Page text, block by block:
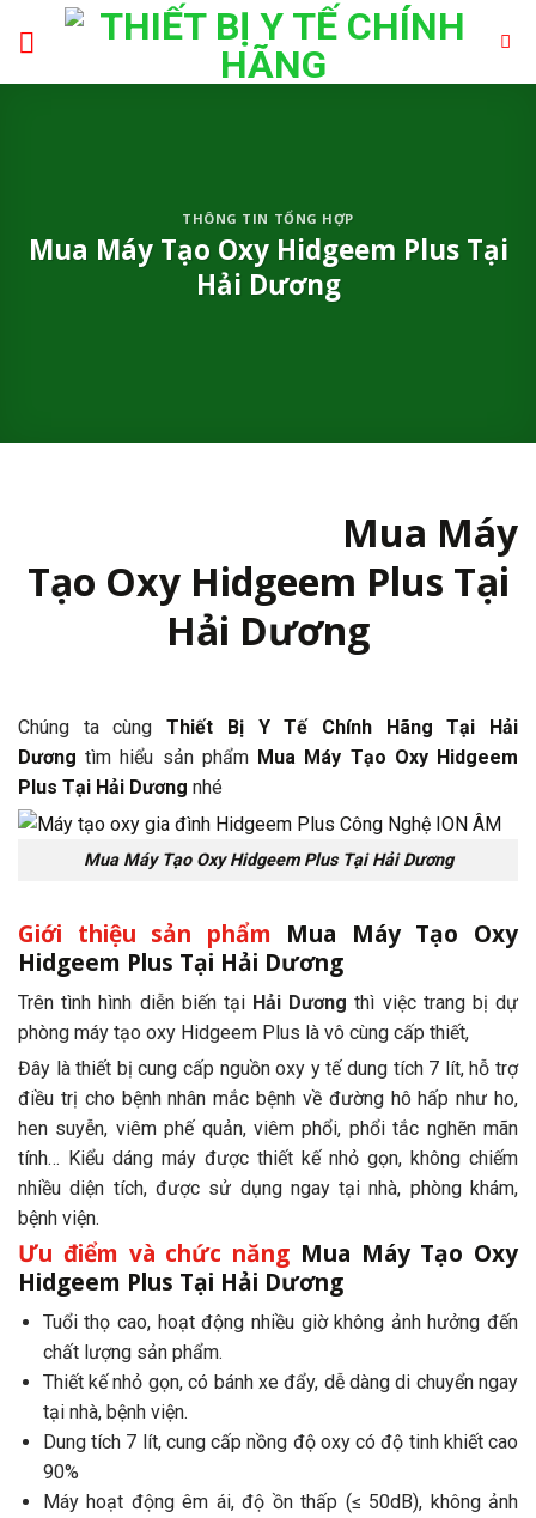
THÔNG TIN TỔNG HỢP
Mua Máy Tạo Oxy Hidgeem Plus Tại
Hải Dương
Mua Máy
Tạo Oxy Hidgeem Plus Tại
Hải Dương
Chúng ta cùngThiết Bị Y Tế Chính Hãng Tại Hải
Dương tìm hiểu sản phẩm Mua Máy Tạo Oxy Hidgeem
Plus Tại Hải Dương nhé
Mua Máy Tạo Oxy Hidgeem Plus Tại Hải Dương
Giới thiệu sản phẩm Mua Máy Tạo Oxy
Hidgeem Plus Tại Hải Dương
Trên tình hình diễn biến tại Hải Dương thì việc trang bị dự
phòng máy tạo oxy Hidgeem Plus là vô cùng cấp thiết,
Đây là thiết bị cung cấp nguồn oxy y tế dung tích 7 lít, hỗ trợ
điều trị cho bệnh nhân mắc bệnh về đường hô hấp như ho,
hen suyễn, viêm phế quản, viêm phổi, phổi tắc nghẽn mãn
tính… Kiểu dáng máy được thiết kế nhỏ gọn, không chiếm
nhiều diện tích, được sử dụng ngay tại nhà, phòng khám,
bệnh viện.
Ưu điểm và chức năng Mua Máy Tạo Oxy
Hidgeem Plus Tại Hải Dương
Tuổi thọ cao, hoạt động nhiều giờ không ảnh hưởng đến
chất lượng sản phẩm.
Thiết kế nhỏ gọn, có bánh xe đẩy, dễ dàng di chuyển ngay
tại nhà, bệnh viện.
Dung tích 7 lít, cung cấp nồng độ oxy có độ tinh khiết cao
90%
Máy hoạt động êm ái, độ ồn thấp (≤ 50dB), không ảnh